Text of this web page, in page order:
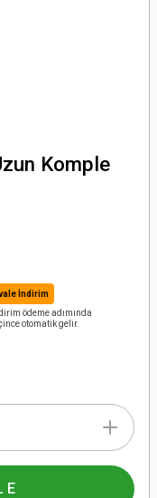
Komple
İndirim
ödeme adımında
otomatik gelir.